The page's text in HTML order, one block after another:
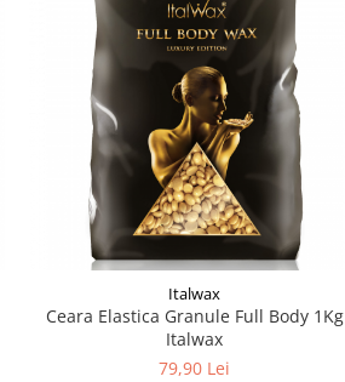
Italwax
Ceara Elastica Granule Full Body 1Kg
Italwax
79,90 Lei